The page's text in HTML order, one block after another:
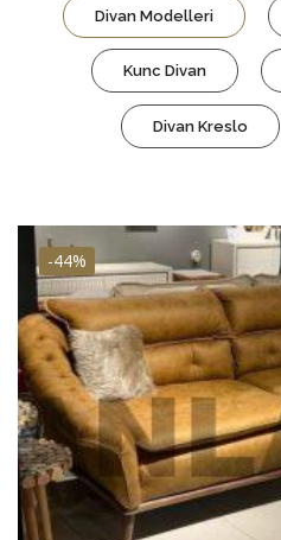
Divan Modelleri
Kunc Divan
Divan Kreslo
-44%